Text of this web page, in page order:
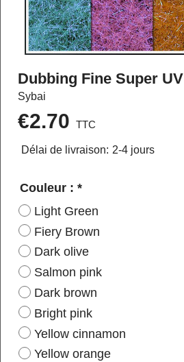
Dubbing Fine Super UV
Sybai
€2.70 TTC
Délai de livraison: 2-4 jours
Couleur : *
Light Green
Fiery Brown
Dark olive
Salmon pink
Dark brown
Bright pink
Yellow cinnamon
Yellow orange